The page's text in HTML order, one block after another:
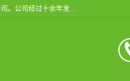
武汉洁利友环境技术有限公司是从事工业民用设备清洗、水处理、金属防腐蚀技术开发与应用的专业化公司。公司经过十余年发展积累了丰富的清洗经验，服务过的客户达到500余家，清洗的各类工业设备共计3000余台。